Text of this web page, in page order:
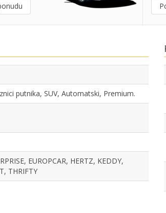
putnika, SUV, Automatski, Premium.
EUROPCAR, HERTZ, KEDDY,
THRIFTY